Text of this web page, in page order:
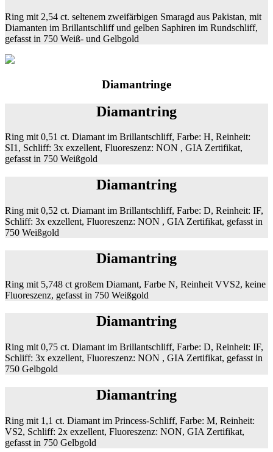
Ring mit 2,54 ct. seltenem zweifärbigen Smaragd aus Pakistan, mit
Diamanten im Brillantschliff und gelben Saphiren im Rundschliff,
gefasst in 750 Weiß- und Gelbgold
Diamantringe
Diamantring
Ring mit 0,51 ct. Diamant im Brillantschliff, Farbe: H, Reinheit:
SI1, Schliff: 3x exzellent, Fluoreszenz: NON , GIA Zertifikat,
gefasst in 750 Weißgold
Diamantring
Ring mit 0,52 ct. Diamant im Brillantschliff, Farbe: D, Reinheit: IF,
Schliff: 3x exzellent, Fluoreszenz: NON , GIA Zertifikat, gefasst in
750 Weißgold
Diamantring
Ring mit 5,748 ct großem Diamant, Farbe N, Reinheit VVS2, keine
Fluoreszenz, gefasst in 750 Weißgold
Diamantring
Ring mit 0,75 ct. Diamant im Brillantschliff, Farbe: D, Reinheit: IF,
Schliff: 3x exzellent, Fluoreszenz: NON , GIA Zertifikat, gefasst in
750 Gelbgold
Diamantring
Ring mit 1,1 ct. Diamant im Princess-Schliff, Farbe: M, Reinheit:
VS2, Schliff: 2x exzellent, Fluoreszenz: NON, GIA Zertifikat,
gefasst in 750 Gelbgold